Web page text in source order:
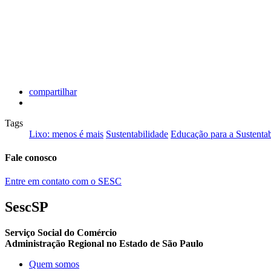
compartilhar
Tags
Lixo: menos é mais Sustentabilidade Educação para a
Fale conosco
Entre em contato com o SESC
SescSP
Serviço Social do Comércio
Administração Regional no Estado de São Paulo
Quem somos